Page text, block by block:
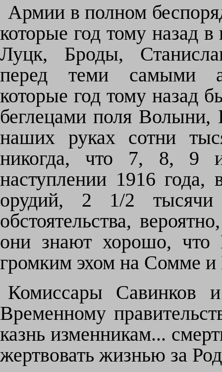
Армии в полном
которые год тому назад
Луцк, Броды,
перед теми самыми
которые год тому назад
беглецами поля Волыни,
наших руках сотни
никогда, что 7, 8, 9
наступлении 1916
орудий, 2 1/2
обстоятельства,
они знают хорошо, что
громким эхом на Сомме и
Комиссары Савинков
Временному
казнь изменникам...
жертвовать жизнью за